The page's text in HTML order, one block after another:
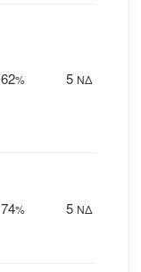
62% 5 ΝΔ
74% 5 ΝΔ